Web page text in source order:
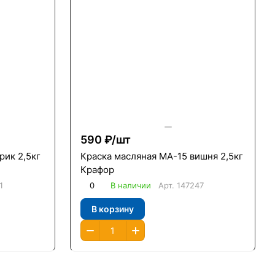
2,5кг
590 ₽/шт
Краска масляная МА-15 вишня 2,5кг
Крафор
0 В наличии Арт. 147247
В корзину